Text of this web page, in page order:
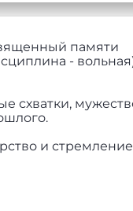
памяти
-
схватки,
и